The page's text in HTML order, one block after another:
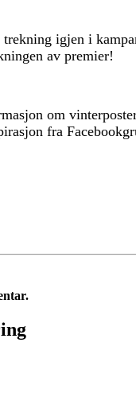
trekning igjen i
av premier!
om
fra